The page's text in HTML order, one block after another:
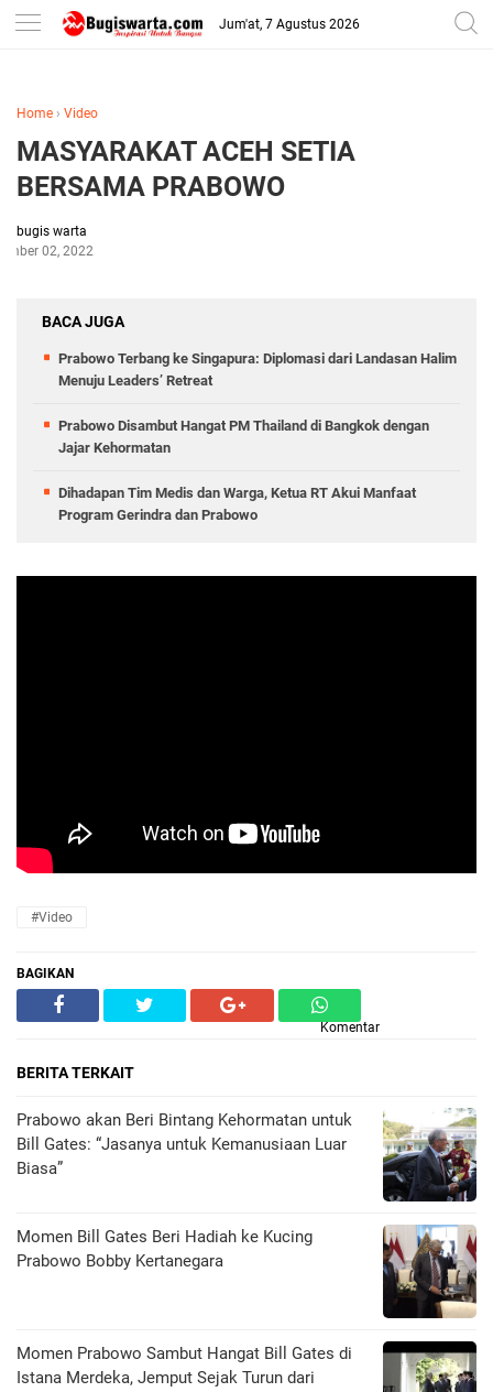
-->
Jum'at, 7 Agustus 2026
Home › Video
MASYARAKAT ACEH SETIA
BERSAMA PRABOWO
bugis warta
02, 2022
BACA JUGA
Prabowo Terbang ke Singapura: Diplomasi dari Landasan Halim
Menuju Leaders’ Retreat
Prabowo Disambut Hangat PM Thailand di Bangkok dengan
Jajar Kehormatan
Dihadapan Tim Medis dan Warga, Ketua RT Akui Manfaat
Program Gerindra dan Prabowo
#Video
BAGIKAN
Komentar
BERITA TERKAIT
Prabowo akan Beri Bintang Kehormatan untuk
Bill Gates: “Jasanya untuk Kemanusiaan Luar
Biasa”
Momen Bill Gates Beri Hadiah ke Kucing
Prabowo Bobby Kertanegara
Momen Prabowo Sambut Hangat Bill Gates di
Istana Merdeka, Jemput Sejak Turun dari